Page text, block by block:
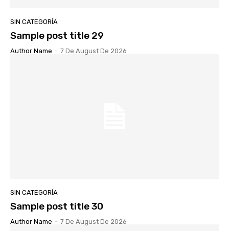
SIN CATEGORÍA
Sample post title 29
Author Name - 7 De August De 2026
SIN CATEGORÍA
Sample post title 30
Author Name - 7 De August De 2026